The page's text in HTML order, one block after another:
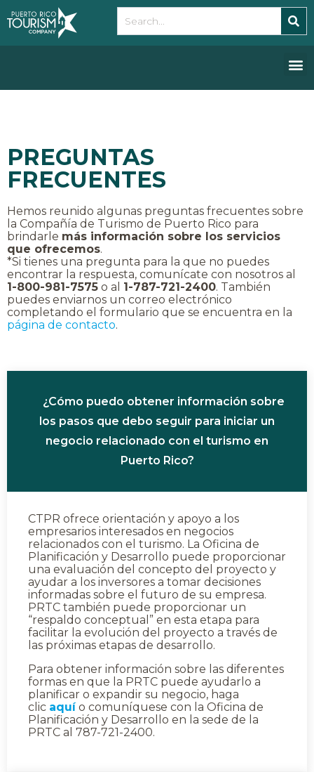
note:
This
PREGUNTAS
FRECUENTES
Hemos reunido algunas preguntas frecuentes sobre
la Compañía de Turismo de Puerto Rico para
brindarle más información sobre los servicios
que ofrecemos.
*Si tienes una pregunta para la que no puedes
encontrar la respuesta, comunícate con nosotros al
1-800-981-7575 o al 1-787-721-2400. También
puedes enviarnos un correo electrónico
completando el formulario que se encuentra en la
página de contacto.
¿Cómo puedo obtener información sobre
los pasos que debo seguir para iniciar un
negocio relacionado con el turismo en
Puerto Rico?
CTPR ofrece orientación y apoyo a los
empresarios interesados en negocios
relacionados con el turismo. La Oficina de
Planificación y Desarrollo puede proporcionar
una evaluación del concepto del proyecto y
ayudar a los inversores a tomar decisiones
informadas sobre el futuro de su empresa.
PRTC también puede proporcionar un
“respaldo conceptual” en esta etapa para
facilitar la evolución del proyecto a través de
las próximas etapas de desarrollo.
Para obtener información sobre las diferentes
formas en que la PRTC puede ayudarlo a
planificar o expandir su negocio, haga
clic aquío comuníquese con la Oficina de
Planificación y Desarrollo en la sede de la
PRTC al 787-721-2400.